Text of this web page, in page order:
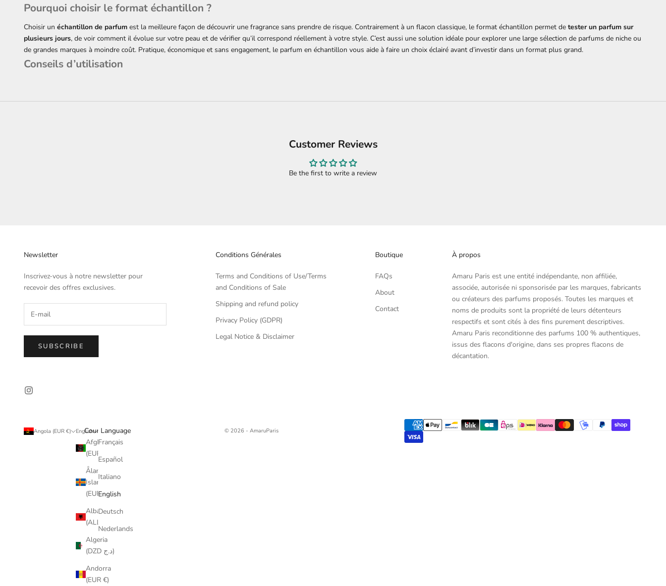
Pourquoi choisir le format échantillon ?
Choisir un échantillon de parfum est la meilleure façon de découvrir une fragrance sans prendre de risque. Contrairement à un flacon classique, le format échantillon permet de tester un parfum sur
plusieurs jours, de voir comment il évolue sur votre peau et de vérifier qu’il correspond réellement à votre style. C’est aussi une solution idéale pour explorer une large sélection de parfums de niche ou
de grandes marques à moindre coût. Pratique, économique et sans engagement, le parfum en échantillon vous aide à faire un choix éclairé avant d’investir dans un format plus grand.
Conseils d’utilisation
Customer Reviews
Be the first to write a review
Newsletter
Inscrivez-vous à notre newsletter pour
recevoir des offres exclusives.
SUBSCRIBE
Conditions Générales
Terms and Conditions of Use/Terms
and Conditions of Sale
Shipping and refund policy
Privacy Policy (GDPR)
Legal Notice & Disclaimer
Boutique
FAQs
About
Contact
À propos
Amaru Paris est une entité indépendante, non affiliée,
associée, autorisée ni sponsorisée par les marques, fabricants
ou créateurs des parfums proposés. Toutes les marques et
noms de produits sont la propriété de leurs détenteurs
respectifs et sont cités à des fins purement descriptives.
Amaru Paris reconditionne des parfums 100 % authentiques,
issus des flacons d'origine, dans ses propres flacons de
décantation.
Angola (EUR €)
Country
Afghanistan
Åland
Islands
(EUR €)
Albania
Algeria
(DZD د.ج)
Andorra
(EUR €)
English
Language
Français
Español
Italiano
English
Deutsch
Nederlands
© 2026 - AmaruParis